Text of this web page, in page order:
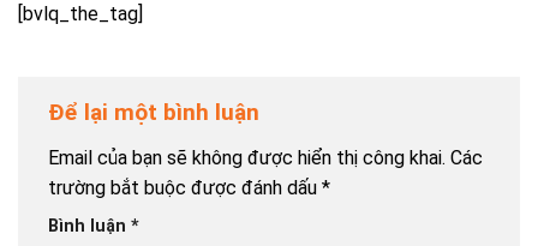
[bvlq_the_tag]
Để lại một bình luận
Email của bạn sẽ không được hiển thị công khai. Các
trường bắt buộc được đánh dấu *
Bình luận *